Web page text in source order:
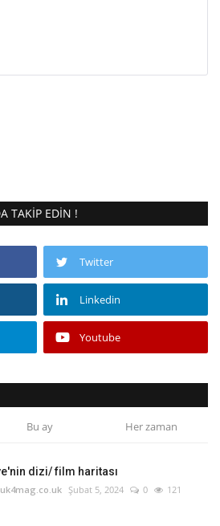
TAKIP EDIN !
Twitter
Linkedin
Youtube
Bu ay Her zaman
dizi/ film haritası
Şubat 5, 2024 0 121